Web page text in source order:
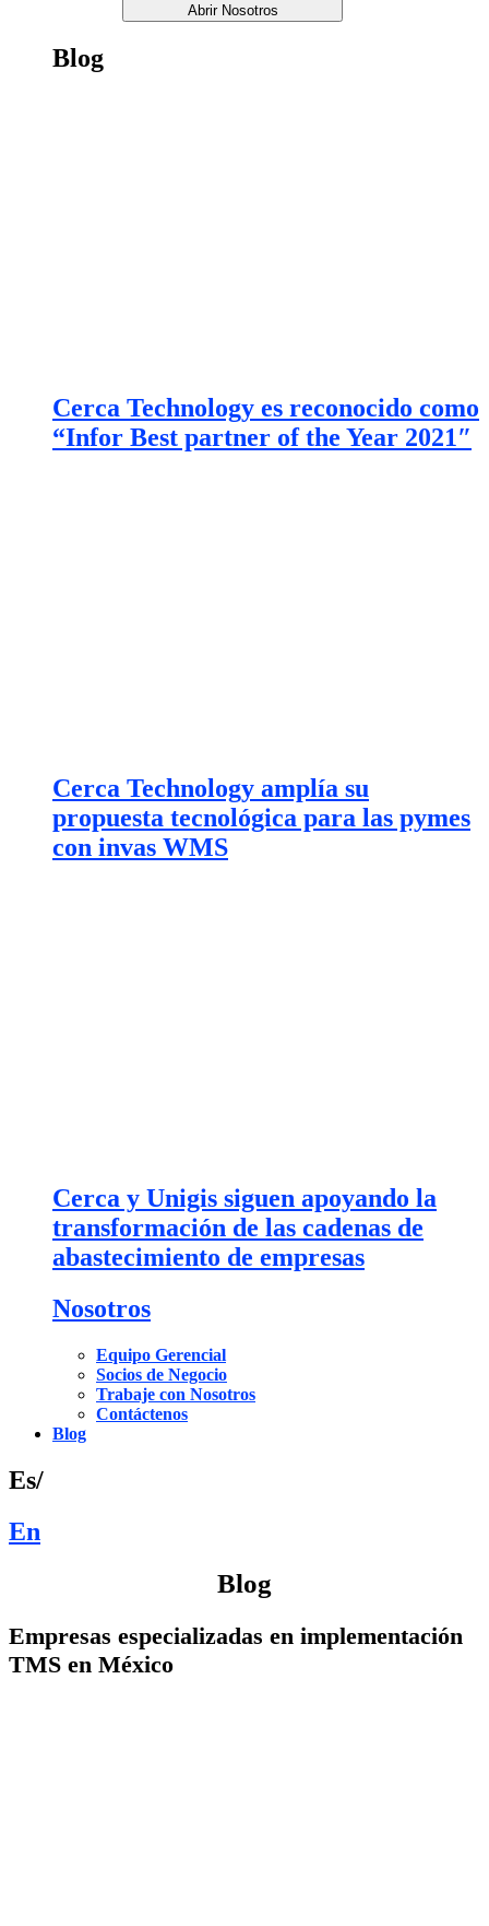
Abrir Nosotros
Blog
Cerca Technology es reconocido como
“Infor Best partner of the Year 2021″
Cerca Technology amplía su
propuesta tecnológica para las pymes
con invas WMS
Cerca y Unigis siguen apoyando la
transformación de las cadenas de
abastecimiento de empresas
Nosotros
Equipo Gerencial
Socios de Negocio
Trabaje con Nosotros
Contáctenos
Blog
Es/
En
Blog
Empresas especializadas en implementación
TMS en México